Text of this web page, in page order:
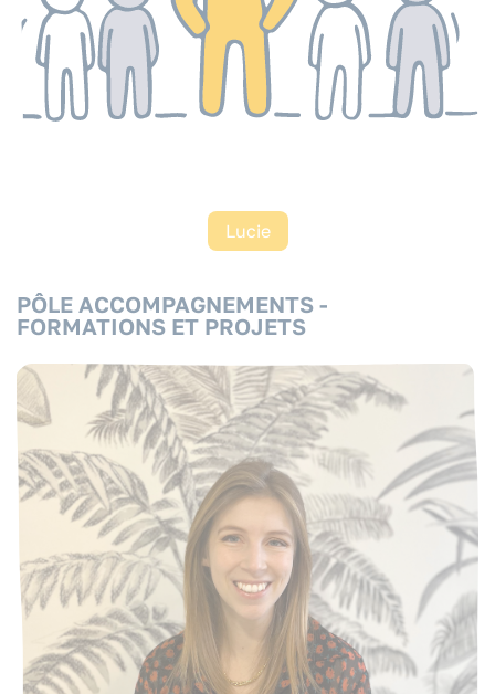
Lucie
PÔLE ACCOMPAGNEMENTS -
FORMATIONS ET PROJETS